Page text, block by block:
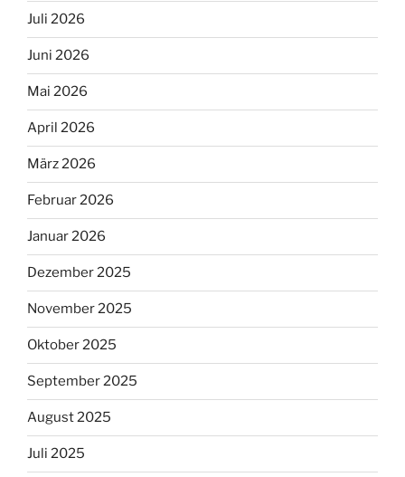
Juli 2026
Juni 2026
Mai 2026
April 2026
März 2026
Februar 2026
Januar 2026
Dezember 2025
November 2025
Oktober 2025
September 2025
August 2025
Juli 2025